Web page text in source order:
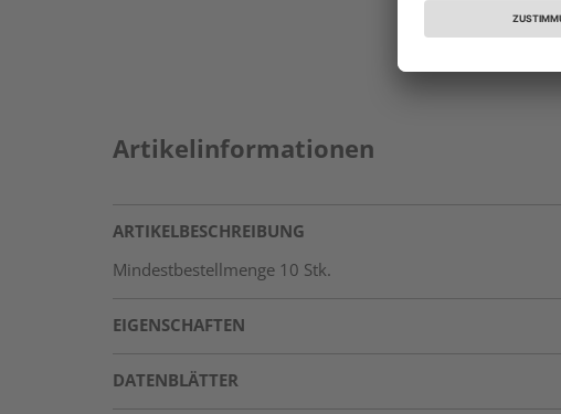
Artikelinformationen
ARTIKELBESCHREIBUNG
Mindestbestellmenge 10 Stk.
EIGENSCHAFTEN
DATENBLÄTTER